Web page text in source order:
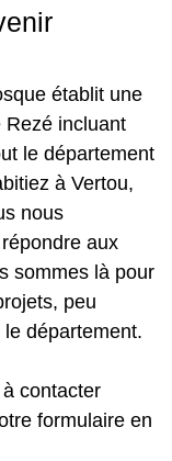
établit une
Rezé incluant
le département
à Vertou,
nous
aux
sommes là pour
peu
département.
contacter
formulaire en